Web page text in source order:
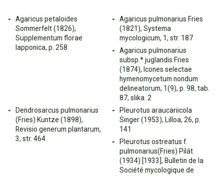
Agaricus petaloides
Sommerfelt (1826),
Supplementum florae
lapponica, p. 258
Agaricus pulmonarius Fries
(1821), Systema
mycologicum, 1, str. 187
Agaricus pulmonarius
subsp.* juglandis Fries
(1874), Icones selectae
hymenomycetum nondum
delineatorum, 1(9), p. 98, tab.
87, slika. 2
Dendrosarcus pulmonarius
(Fries) Kuntze (1898),
Revisio generum plantarum,
3, str. 464
Pleurotus araucariicola
Singer (1953), Lilloa, 26, p.
141
Pleurotus ostreatus f.
pulmonarius(Fries) Pilát
(1934) [1933], Bulletin de la
Société mycologique de